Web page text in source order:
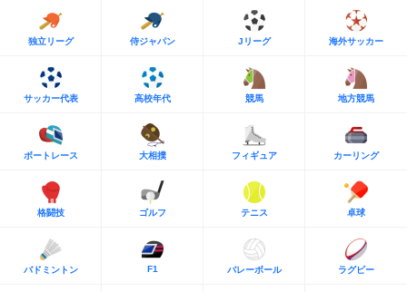
独立リーグ 侍ジャパン Jリーグ 海外サッカー
サッカー代表 高校年代 競馬 地方競馬
ボートレース 大相撲 フィギュア カーリング
格闘技 ゴルフ テニス 卓球
バドミントン F1 バレーボール ラグビー